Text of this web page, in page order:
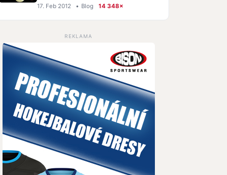
17. Feb 2012 • Blog 14 348×
REKLAMA